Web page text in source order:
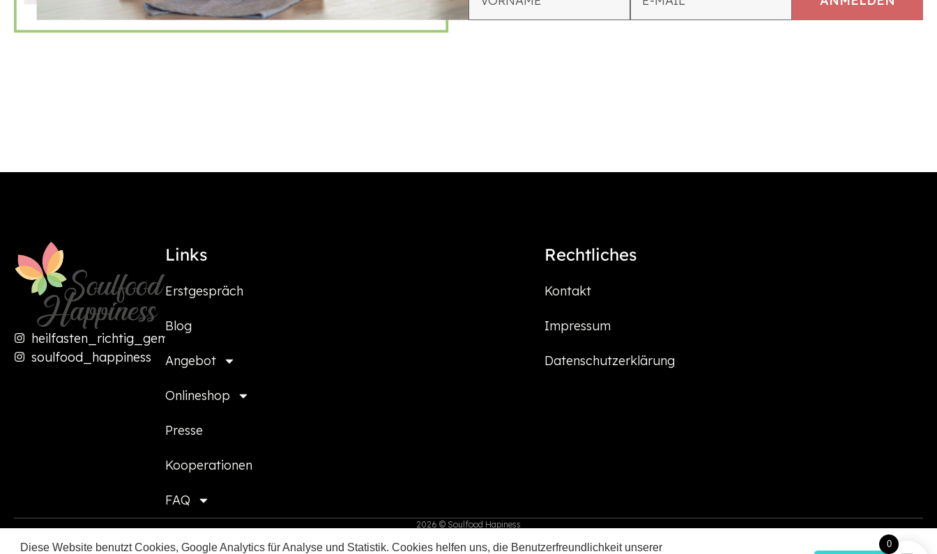
Diese Website benutzt Cookies, Google Analytics für Analyse und Statistik. Cookies helfen uns, die Benutzerfreundlichkeit unserer
heilfasten_richtig_gemacht
soulfood_happiness
Links
Erstgespräch
Blog
Angebot
Onlineshop
Presse
Kooperationen
FAQ
Rechtliches
Kontakt
Impressum
Datenschutzerklärung
2026 © Soulfood Hapiness
0